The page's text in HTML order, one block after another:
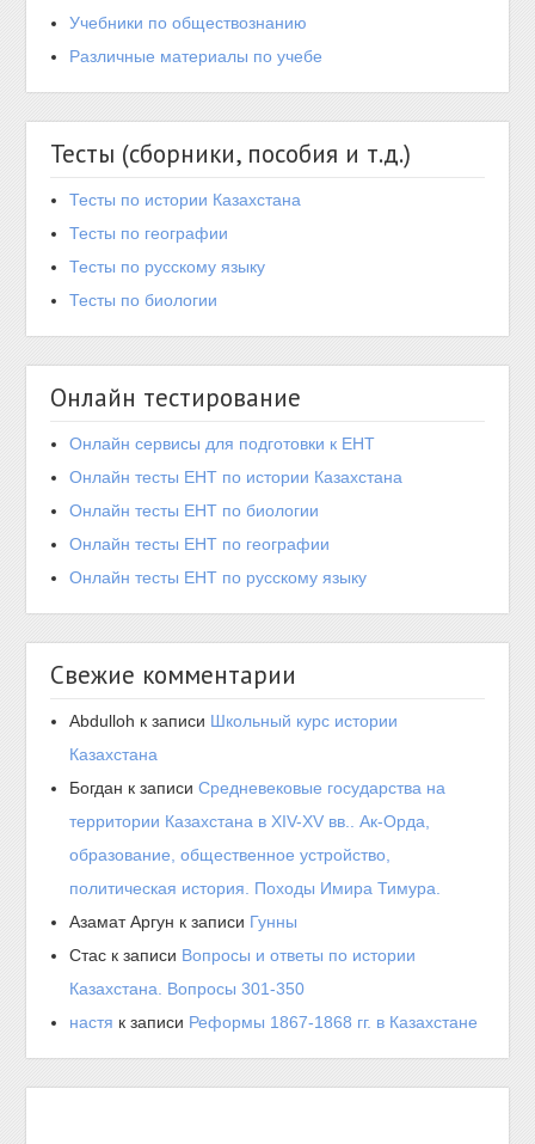
Учебники по обществознанию
Различные материалы по учебе
Тесты (сборники, пособия и т.д.)
Тесты по истории Казахстана
Тесты по географии
Тесты по русскому языку
Тесты по биологии
Онлайн тестирование
Онлайн сервисы для подготовки к ЕНТ
Онлайн тесты ЕНТ по истории Казахстана
Онлайн тесты ЕНТ по биологии
Онлайн тесты ЕНТ по географии
Онлайн тесты ЕНТ по русскому языку
Свежие комментарии
Abdulloh к записи Школьный курс истории
Казахстана
Богдан к записиСредневековые государства на
территории Казахстана в XIV-XV вв.. Ак-Орда,
образование, общественное устройство,
политическая история. Походы Имира Тимура.
Азамат Аргун к записи Гунны
Стас к записи Вопросы и ответы по истории
Казахстана. Вопросы 301-350
настя к записи Реформы 1867-1868 гг. в Казахстане